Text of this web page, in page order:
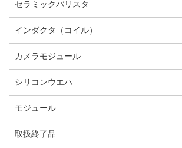
セラミックバリスタ
インダクタ（コイル）
カメラモジュール
シリコンウエハ
モジュール
取扱終了品